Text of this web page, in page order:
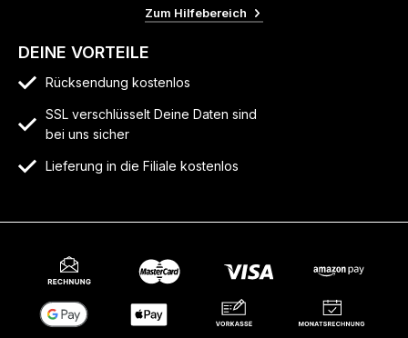
Zum Hilfebereich
DEINE VORTEILE
Rücksendung kostenlos
SSL verschlüsselt Deine Daten sind
bei uns sicher
Lieferung in die Filiale kostenlos